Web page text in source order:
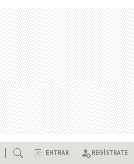
ENTRAR REGÍSTRATE